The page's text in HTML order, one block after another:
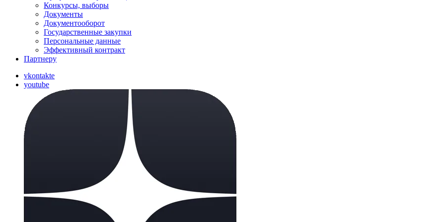
Конкурсы, выборы
Документы
Документооборот
Государственные закупки
Персональные данные
Эффективный контракт
Партнеру
vkontakte
youtube